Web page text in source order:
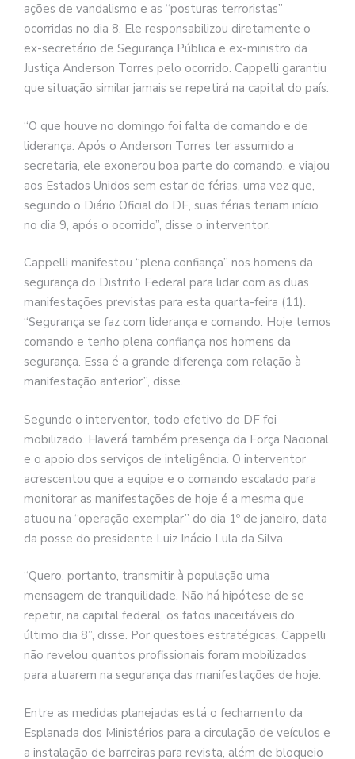
ações de vandalismo e as “posturas terroristas”
ocorridas no dia 8. Ele responsabilizou diretamente o
ex-secretário de Segurança Pública e ex-ministro da
Justiça Anderson Torres pelo ocorrido. Cappelli garantiu
que situação similar jamais se repetirá na capital do país.
“O que houve no domingo foi falta de comando e de
liderança. Após o Anderson Torres ter assumido a
secretaria, ele exonerou boa parte do comando, e viajou
aos Estados Unidos sem estar de férias, uma vez que,
segundo o Diário Oficial do DF, suas férias teriam início
no dia 9, após o ocorrido”, disse o interventor.
Cappelli manifestou “plena confiança” nos homens da
segurança do Distrito Federal para lidar com as duas
manifestações previstas para esta quarta-feira (11).
“Segurança se faz com liderança e comando. Hoje temos
comando e tenho plena confiança nos homens da
segurança. Essa é a grande diferença com relação à
manifestação anterior”, disse.
Segundo o interventor, todo efetivo do DF foi
mobilizado. Haverá também presença da Força Nacional
e o apoio dos serviços de inteligência. O interventor
acrescentou que a equipe e o comando escalado para
monitorar as manifestações de hoje é a mesma que
atuou na “operação exemplar” do dia 1º de janeiro, data
da posse do presidente Luiz Inácio Lula da Silva.
“Quero, portanto, transmitir à população uma
mensagem de tranquilidade. Não há hipótese de se
repetir, na capital federal, os fatos inaceitáveis do
último dia 8”, disse. Por questões estratégicas, Cappelli
não revelou quantos profissionais foram mobilizados
para atuarem na segurança das manifestações de hoje.
Entre as medidas planejadas está o fechamento da
Esplanada dos Ministérios para a circulação de veículos e
a instalação de barreiras para revista, além de bloqueio